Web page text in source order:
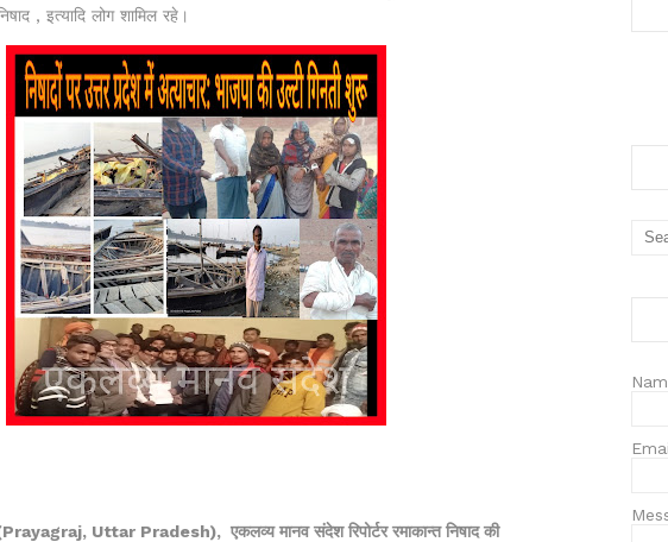
, इत्यादि लोग शामिल रहे।
(Prayagraj, Uttar Pradesh), एकलव्य मानव संदेश रिपोर्टर रमाकान्त निषाद की